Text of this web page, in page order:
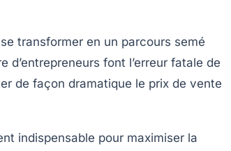
transformer en un parcours semé
d’entrepreneurs font l’erreur fatale de
de façon dramatique le prix de vente
indispensable pour maximiser la